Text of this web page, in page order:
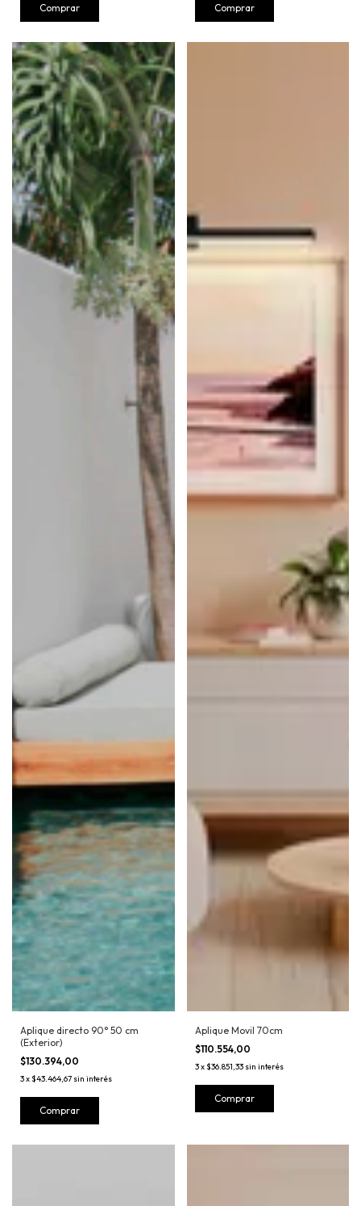
Comprar Comprar
Aplique directo 90° 50 cm
(Exterior)
$130.394,00
3x$43.464,67 sin interés
Comprar
Aplique Movil 70cm
$110.554,00
3x$36.851,33 sin interés
Comprar